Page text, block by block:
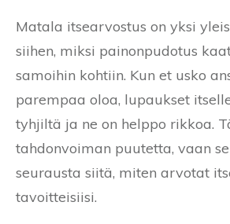
Matala itsearvostus on yksi
siihen, miksi painonpudotus
samoihin kohtiin. Kun et usko
parempaa oloa, lupaukset
tyhjiltä ja ne on helppo rikkoa.
tahdonvoiman puutetta, vaan
seurausta siitä, miten arvotat
tavoitteisiisi.